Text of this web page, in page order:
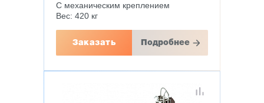
С механическим креплением
Вес: 420 кг
Заказать Подробнее